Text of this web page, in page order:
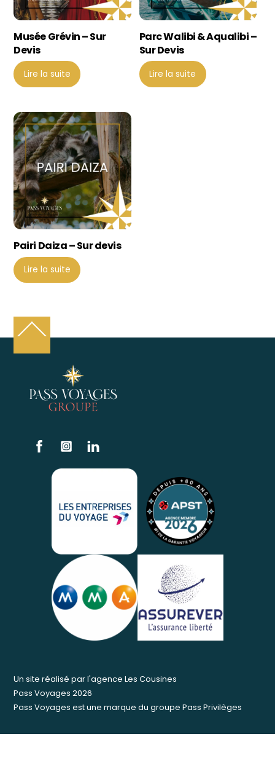
Musée Grévin – Sur
Devis
Lire la suite
Parc Walibi & Aqualibi –
Sur Devis
Lire la suite
Pairi Daiza – Sur devis
Lire la suite
Back
Top
FacebookInstagram
Un site réalisé parl'agence Les Cousines
Pass Voyages 2026
Pass Voyages est une marque du groupePass Privilèges